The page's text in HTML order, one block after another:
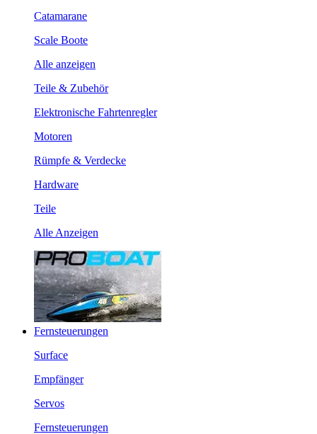
Catamarane
Scale Boote
Alle anzeigen
Teile & Zubehör
Elektronische Fahrtenregler
Motoren
Rümpfe & Verdecke
Hardware
Teile
Alle Anzeigen
Fernsteuerungen
Surface
Empfänger
Servos
Fernsteuerungen